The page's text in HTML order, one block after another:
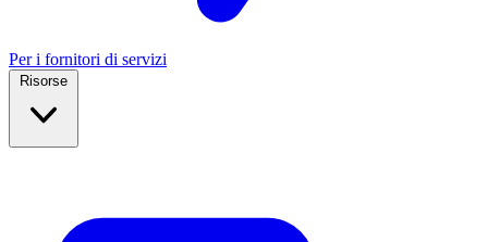
Per i fornitori di servizi